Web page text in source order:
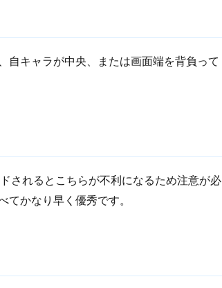
自キャラが中央、または画面端を背負って
されるとこちらが不利になるため注意が必
てかなり早く優秀です。